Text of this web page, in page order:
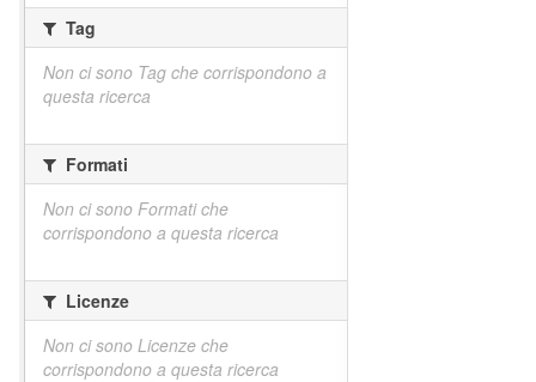
Tag
Non ci sono Tag che corrispondono a
questa ricerca
Formati
Non ci sono Formati che
corrispondono a questa ricerca
Licenze
Non ci sono Licenze che
corrispondono a questa ricerca